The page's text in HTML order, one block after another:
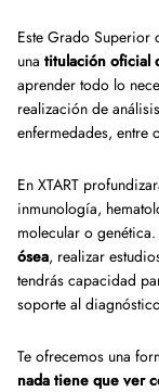
Este Grado
una titulación oficial
aprender todo lo
realización de
enfermedades, entre
En XTART
inmunología,
molecular o
ósea, realizar
tendrás capacidad
soporte al
Te ofrecemos una
nada tiene que ver